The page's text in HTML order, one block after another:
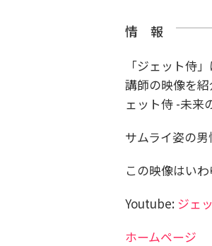
情 報
「ジェット侍
講師の映像を
ェット侍 -未来
サムライ姿の
この映像はい
Youtube: ジェ
ホームページ